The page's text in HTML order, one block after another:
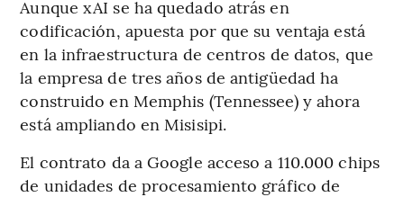
Aunque xAI se ha quedado atrás en
codificación, apuesta por que su ventaja está
en la infraestructura de centros de datos, que
la empresa de tres años de antigüedad ha
construido en Memphis (Tennessee) y ahora
está ampliando en Misisipi.
El contrato da a Google acceso a 110.000 chips
de unidades de procesamiento gráfico de